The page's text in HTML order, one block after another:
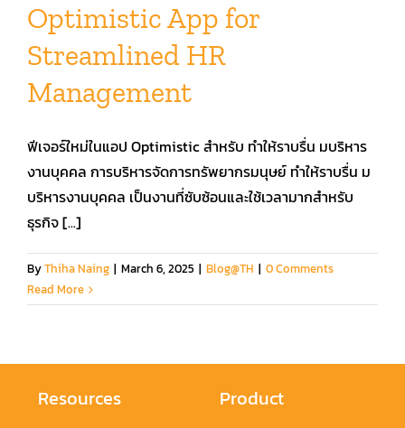
คู่มือการใช้งาน
สมัครใช้งานฟรี
เข้าสู่ระบบ​
Optimistic App for
Streamlined HR
Management
ฟีเจอร์ใหม่ในแอป Optimistic สำหรับ ทำให้ราบรื่น มบริหาร
งานบุคคล การบริหารจัดการทรัพยากรมนุษย์ ทำให้ราบรื่น ม
บริหารงานบุคคล เป็นงานที่ซับซ้อนและใช้เวลามากสำหรับ
ธุรกิจ [...]
ByThiha Naing | March 6, 2025 | Blog@TH | 0 Comments
Read More
Resources Product